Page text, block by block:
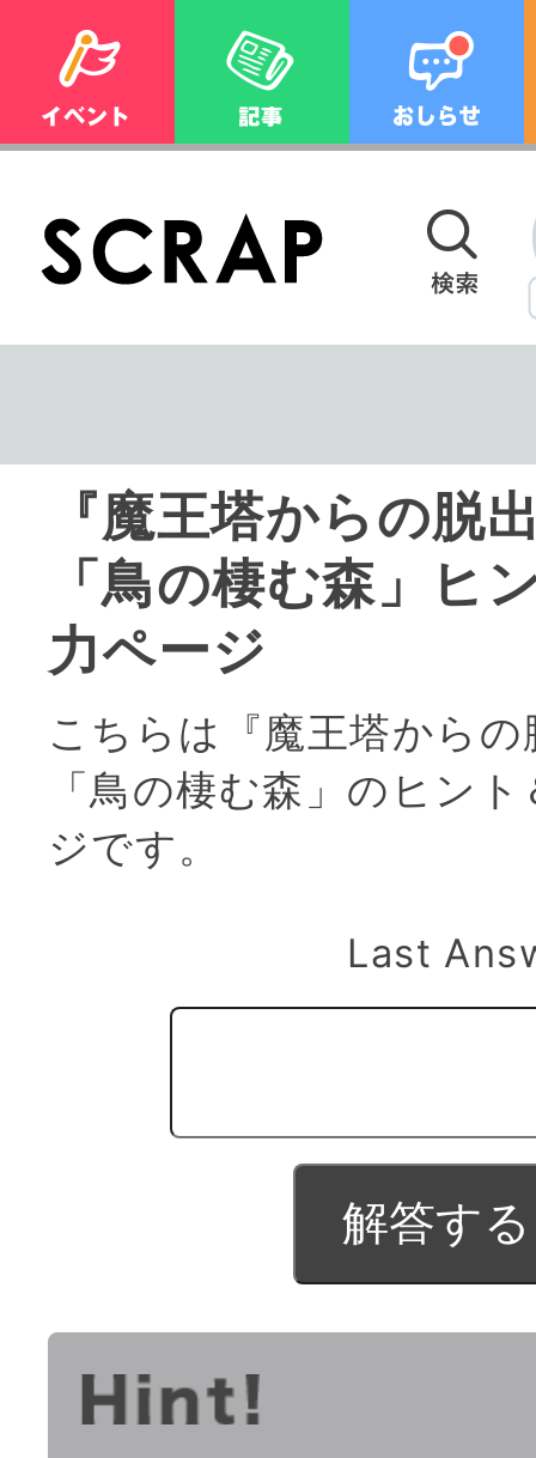
『魔王塔からの脱
「鳥の棲む森」ヒ
力ページ
こちらは『魔王塔から
「鳥の棲む森」のヒン
ジです。
Last